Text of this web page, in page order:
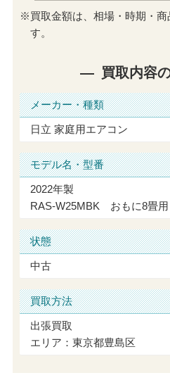
※買取金額は、相場・時期・商
す。
買取内容
メーカー・種類
日立 家庭用エアコン
モデル名・型番
2022年製
RAS-W25MBK おもに8畳用
状態
中古
買取方法
出張買取
エリア：東京都豊島区